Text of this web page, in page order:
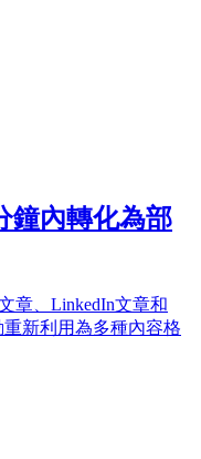
鐘內轉化為部
章、LinkedIn文章和
重新利用為多種內容格